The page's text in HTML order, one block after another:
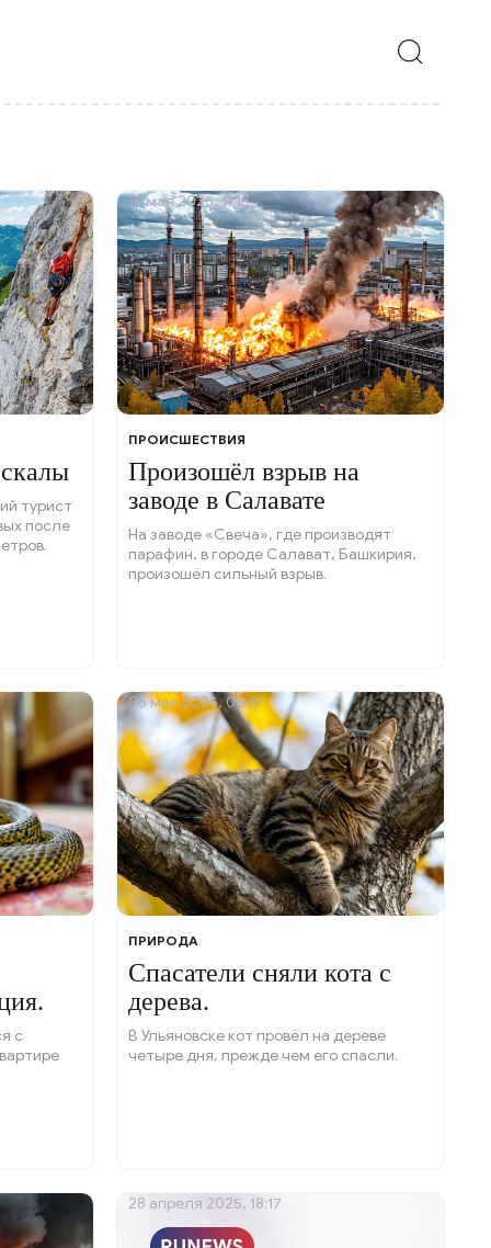
турист
после
ПРОИСШЕСТВИЯ
Произошёл взрыв на
заводе в Салавате
На заводе «Свеча», где производят
парафин, в городе Салават, Башкирия,
произошёл сильный взрыв.
16 мая 2025, 11:18
с
ПРИРОДА
Спасатели сняли кота с
дерева.
В Ульяновске кот провёл на дереве
четыре дня, прежде чем его спасли.
06 мая 2025, 00:17
28 апреля 2025, 18:17